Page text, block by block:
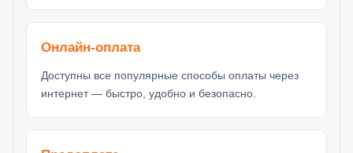
Онлайн-оплата
Доступны все популярные способы оплаты через
интернет — быстро, удобно и безопасно.